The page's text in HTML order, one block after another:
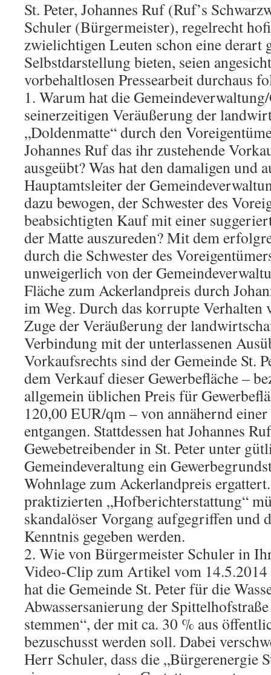
St. Peter, Johannes Ruf (Ruf’s
Schuler (Bürgermeister), regelrecht
zwielichtigen Leuten schon eine derart
Selbstdarstellung bieten, seien
vorbehaltlosen Pressearbeit durchaus
1. Warum hat die
seinerzeitigen Veräußerung der
„Doldenmatte“ durch den
Johannes Ruf das ihr zustehende
ausgeübt? Was hat den damaligen und
Hauptamtsleiter der
dazu bewogen, der Schwester des
beabsichtigten Kauf mit einer
der Matte auszureden? Mit dem
durch die Schwester des
unweigerlich von der
Fläche zum Ackerlandpreis durch
im Weg. Durch das korrupte
Zuge der Veräußerung der
Verbindung mit der unterlassenen
Vorkaufsrechts sind der Gemeinde St.
dem Verkauf dieser Gewerbefläche –
allgemein üblichen Preis für
120,00 EUR/qm – von annähernd
entgangen. Stattdessen hat Johannes
Gewebetreibender in St. Peter unter
Gemeindeveraltung ein
Wohnlage zum Ackerlandpreis
praktizierten „Hofberichterstattung“
skandalöser Vorgang aufgegriffen und
Kenntnis gegeben werden.
2. Wie von Bürgermeister Schuler in
Video-Clip zum Artikel vom 14.5.2014
hat die Gemeinde St. Peter für die
Abwassersanierung der
stemmen“, der mit ca. 30 % aus
bezuschusst werden soll. Dabei
Herr Schuler, dass die „Bürgerenergie